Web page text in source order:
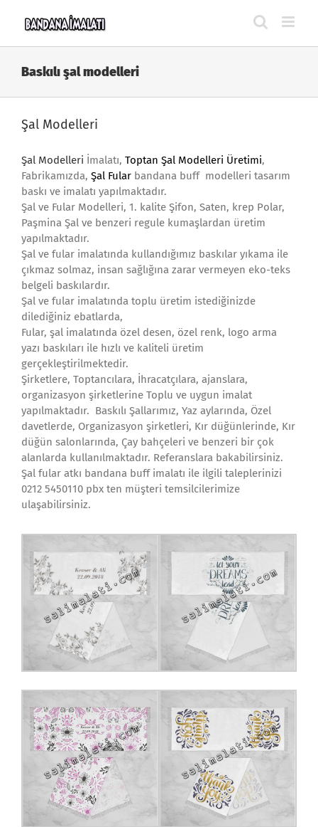
Baskılı şal modelleri
Şal Modelleri
Şal Modelleri İmalatı, Toptan Şal Modelleri Üretimi,
Fabrikamızda, Şal Fular bandana buff modelleri tasarım
baskı ve imalatı yapılmaktadır.
Şal ve Fular Modelleri, 1. kalite Şifon, Saten, krep Polar,
Paşmina Şal ve benzeri regule kumaşlardan üretim
yapılmaktadır.
Şal ve fular imalatında kullandığımız baskılar yıkama ile
çıkmaz solmaz, insan sağlığına zarar vermeyen eko-teks
belgeli baskılardır.
Şal ve fular imalatında toplu üretim istediğinizde
dilediğiniz ebatlarda,
Fular, şal imalatında özel desen, özel renk, logo arma
yazı baskıları ile hızlı ve kaliteli üretim
gerçekleştirilmektedir.
Şirketlere, Toptancılara, İhracatçılara, ajanslara,
organizasyon şirketlerine Toplu ve uygun imalat
yapılmaktadır. Baskılı Şallarımız, Yaz aylarında, Özel
davetlerde, Organizasyon şirketleri, Kır düğünlerinde, Kır
düğün salonlarında, Çay bahçeleri ve benzeri bir çok
alanlarda kullanılmaktadır. Referanslara bakabilirsiniz.
Şal fular atkı bandana buff imalatı ile ilgili taleplerinizi
0212 5450110 pbx ten müşteri temsilcilerimize
ulaşabilirsiniz.